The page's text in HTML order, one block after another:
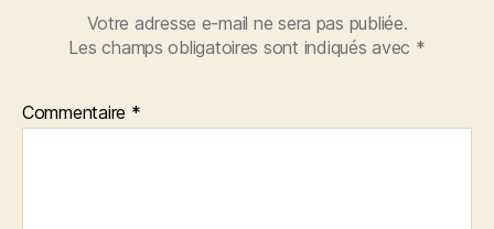
Votre adresse e-mail ne sera pas publiée.
Les champs obligatoires sont indiqués avec *
Commentaire *